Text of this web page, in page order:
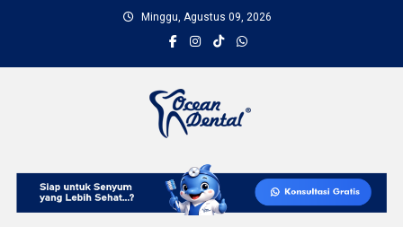
Minggu, Agustus 09, 2026